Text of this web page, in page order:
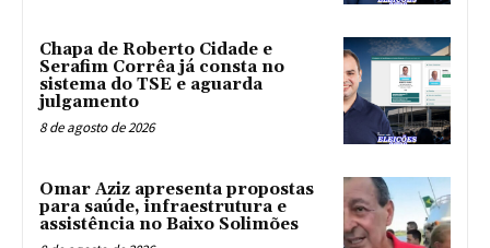
Chapa de Roberto Cidade e
Serafim Corrêa já consta no
sistema do TSE e aguarda
julgamento
8 de agosto de 2026
Omar Aziz apresenta propostas
para saúde, infraestrutura e
assistência no Baixo Solimões